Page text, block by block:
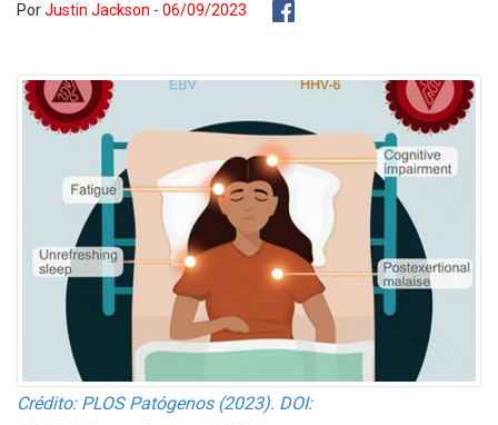
PorJustin Jackson - 06/09/2023
Crédito: PLOS Patógenos (2023). DOI: